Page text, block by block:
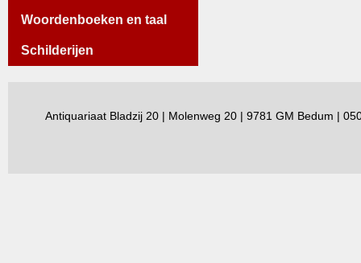
Woordenboeken en taal
Schilderijen
Antiquariaat Bladzij 20 | Molenweg 20 | 9781 GM Bedum |